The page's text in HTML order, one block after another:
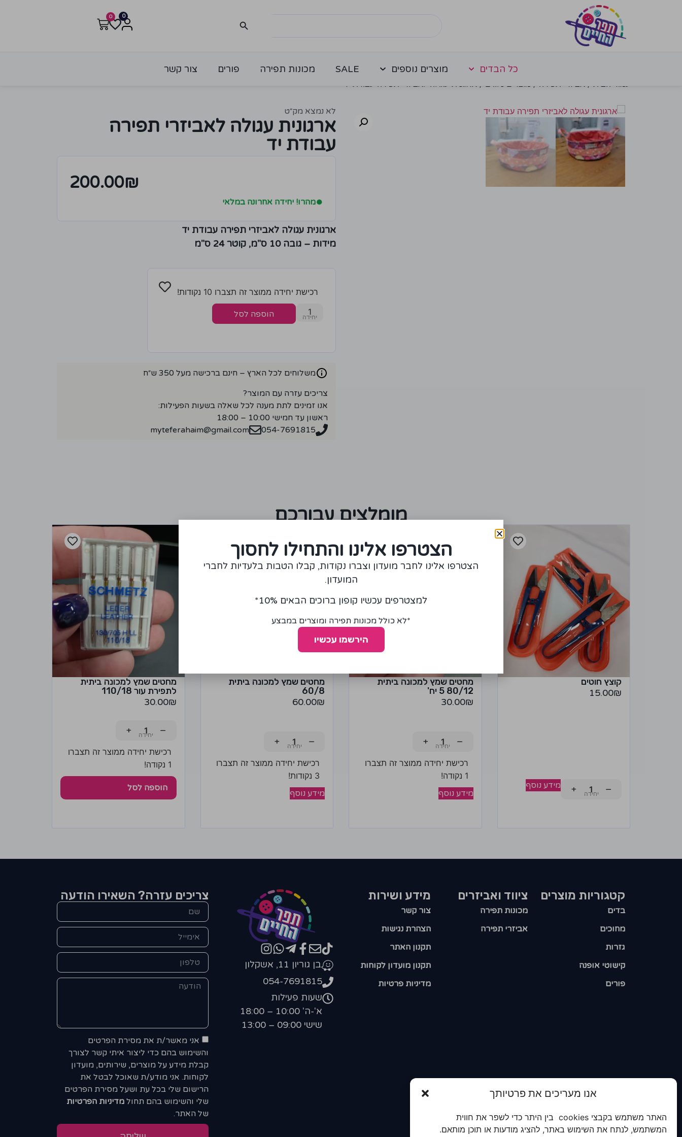
אנו מעריכים את פרטיותך
האתר משתמש בקבצי cookies בין היתר כדי לשפר את חווית
המשתמש, לנתח את השימוש באתר, להציג מודעות או תוכן מותאם.
0
0
כל הבדים מוצרים נוספים SALE מכונות תפירה פורים צור קשר
לא נמצא מק״ט
ארגונית עגולה לאביזרי תפירה
עבודת יד
200.00₪
●מהרו! יחידה אחרונה במלאי
ארגונית עגולה לאביזרי תפירה עבודת יד
מידות – גובה 10 ס"מ, קוטר 24 ס"מ
רכישת יחידה ממוצר זה תצברו 10 נקודות!
1
הוספה לסל
משלוחים לכל הארץ – חינם ברכישה מעל 350 ש״ח
צריכים עזרה עם המוצר?
אנו זמינים לתת מענה לכל שאלה בשעות הפעילות:
ראשון עד חמישי 10:00 – 18:00
054-7691815
myteferahaim@gmail.com
מומלצים עבורכם
קוצץ חוטים
15.00₪
−
+ מידע נוסף
מחטים שמץ למכונה ביתית
80/12 5 יח'
30.00₪
−
+
רכישת יחידה ממוצר זה תצברו
1 נקודה!
מידע נוסף
מחטים שמץ למכונה ביתית
60/8
60.00₪
−
+
רכישת יחידה ממוצר זה תצברו
3 נקודות!
מידע נוסף
מחטים שמץ למכונה ביתית
לתפירת עור 110/18
30.00₪
−
+
רכישת יחידה ממוצר זה תצברו
1 נקודה!
הוספה לסל
קטגוריות מוצרים​
בדים
מחוכים
גזרות
קישוטי אופנה
פורים
ציווד ואביזרים
מכונות תפירה
אביזרי תפירה
מידע ושירות
צור קשר
הצהרת נגישות
תקנון האתר
תקנון מועדון לקוחות
מדיניות פרטיות
בן גוריון 11, אשקלון
054-7691815
שעות פעילות
א'-ה' 10:00 – 18:00
שישי 09:00 – 13:00
צריכים עזרה? השאירו הודעה
אני מאשר/ת את מסירת הפרטים
והשימוש בהם כדי ליצור איתי קשר לצורך
קבלת מידע על מוצרים, שירותים, מועדון
לקוחות. אני מודע/ת שאוכל לבטל את
הרישום שלי בכל עת ושעל מסירת הפרטים
שלי והשימוש בהם תחול מדיניות הפרטיות
של האתר.
הצטרפו אלינו והתחילו לחסוך
הצטרפו אלינו לחבר מועדון וצברו נקודות, קבלו הטבות בלעדיות לחברי
המועדון.
למצטרפים עכשיו קופון ברוכים הבאים 10%*
*לא כולל מכונות תפירה ומוצרים במבצע
הירשמו עכשיו